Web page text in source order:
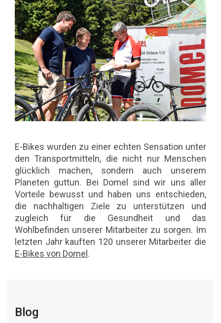
E-Bikes wurden zu einer echten Sensation unter
den Transportmitteln, die nicht nur Menschen
glücklich machen, sondern auch unserem
Planeten guttun. Bei Domel sind wir uns aller
Vorteile bewusst und haben uns entschieden,
die nachhaltigen Ziele zu unterstützen und
zugleich für die Gesundheit und das
Wohlbefinden unserer Mitarbeiter zu sorgen. Im
letzten Jahr kauften 120 unserer Mitarbeiter die
E-Bikes von Domel.
Blog